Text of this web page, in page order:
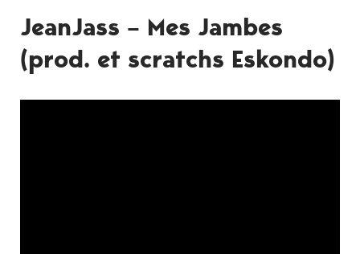
JeanJass – Mes Jambes
(prod. et scratchs Eskondo)